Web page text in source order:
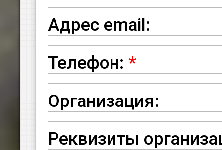
Адрес email:
Телефон: *
Организация:
Реквизиты